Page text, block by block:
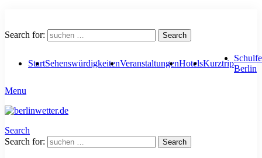
Search for: Search
StartSehenswürdigkeitenVeranstaltungenHotelsKurztrip
Berlin
Menu
Search
Search for:
Search